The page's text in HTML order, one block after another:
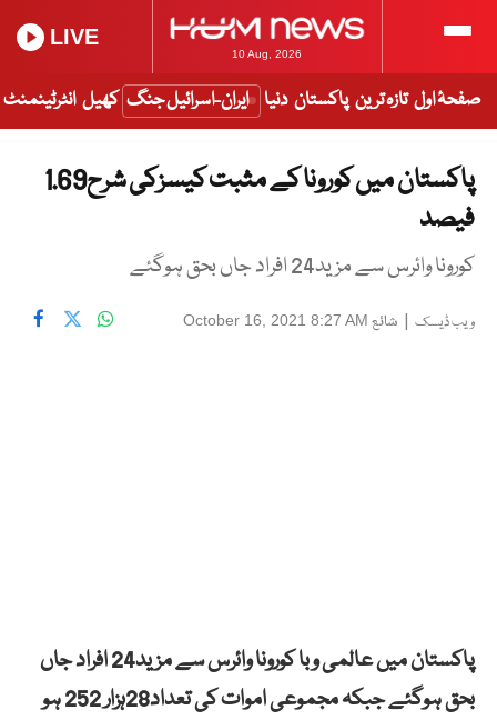
10 Aug, 2026
LIVE
صفحۂ اول تازہ ترین پاکستان دنیا ایران-اسرائیل جنگ کھیل انٹرٹینمنٹ
پاکستان میں کورونا کے مثبت کیسزکی شرح1.69
فیصد
کورونا وائرس سے مزید24 افراد جاں بحق ہوگئے
ویب ڈیسک | شائع October 16, 2021 8:27 AM
پاکستان میں عالمی وبا کورونا وائرس سے مزید24 افراد جاں
بحق ہوگئے جبکہ مجموعی اموات کی تعداد28ہزار 252 ہو